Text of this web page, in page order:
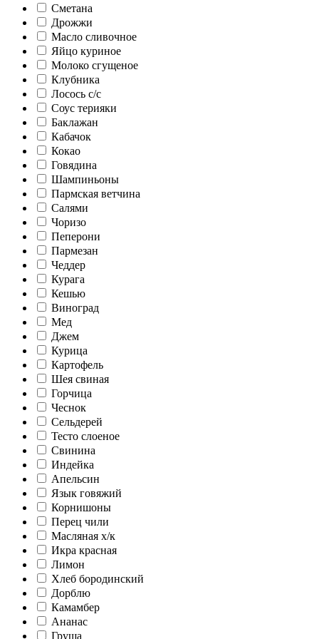
Сметана
Дрожжи
Масло сливочное
Яйцо куриное
Молоко сгущеное
Клубника
Лосось с/с
Соус терияки
Баклажан
Кабачок
Кокао
Говядина
Шампиньоны
Пармская ветчина
Салями
Чоризо
Пеперони
Пармезан
Чеддер
Курага
Кешью
Виноград
Мед
Джем
Курица
Картофель
Шея свиная
Горчица
Чеснок
Сельдерей
Тесто слоеное
Свинина
Индейка
Апельсин
Язык говяжий
Корнишоны
Перец чили
Масляная х/к
Икра красная
Лимон
Хлеб бородинский
Дорблю
Камамбер
Ананас
Груша